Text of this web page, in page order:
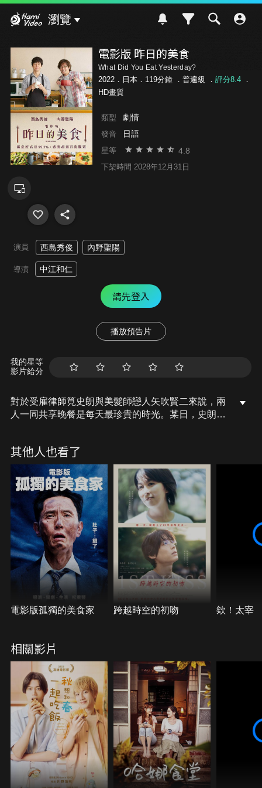
瀏覽
電影版 昨日的美食
What Did You Eat Yesterday?
2022．日本．119分鐘 ． 普遍級 ． 評分8.4．
HD畫質
類型 劇情
發音 日語
星等 4.8
下架時間 2028年12月31日
演員 西島秀俊 內野聖陽
導演 中江和仁
請先登入
播放預告片
我的星等
影片給分
對於受雇律師筧史朗與美髮師戀人矢吹賢二來說，兩
人一同共享晚餐是每天最珍貴的時光。某日，史朗提
令他吃驚不已的話。沒想到因為這場京都旅行，讓他
們變得無法向彼此坦率表明內心事…。
其他人也看了
電影版孤獨的美食家 跨越時空的初吻 欸！太宰
相關影片